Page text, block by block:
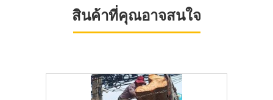
สินค้าที่คุณอาจสนใจ